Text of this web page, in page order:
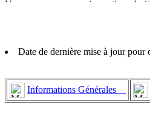
Date de dernière mise à jour
Informations Générales